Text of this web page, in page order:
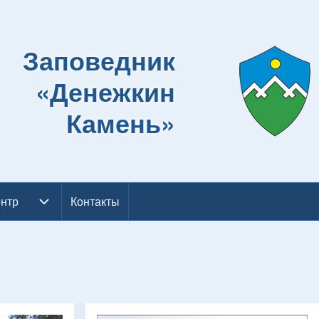
Заповедник
«Денежкин
Камень»
подменю Контакты